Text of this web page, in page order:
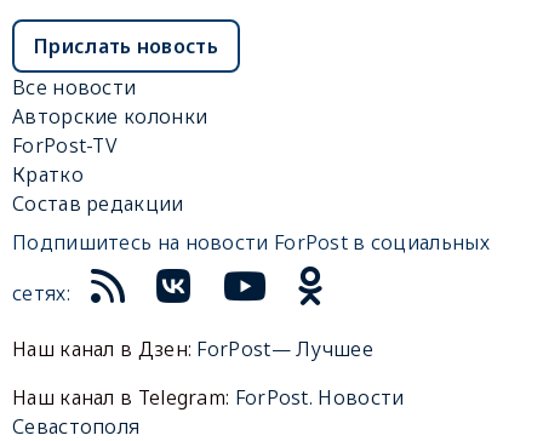
Прислать новость
Все новости
Авторские колонки
ForPost-TV
Кратко
Состав редакции
Подпишитесь на новости ForPost в социальных
сетях:
Наш канал в Дзен: ForPost— Лучшее
Наш канал в Telegram: ForPost. Новости
Севастополя